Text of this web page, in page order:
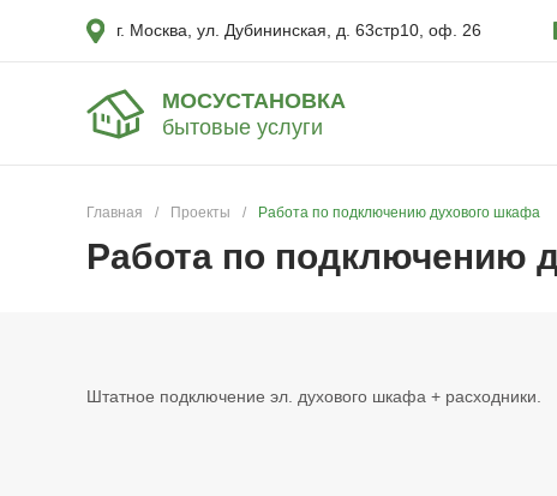
г. Москва, ул. Дубининская, д. 63стр10, оф. 26
МОСУСТАНОВКА
бытовые услуги
Главная / Проекты / Работа по подключению духового шкафа
Работа по подключению
Штатное подключение эл. духового шкафа + расходники.